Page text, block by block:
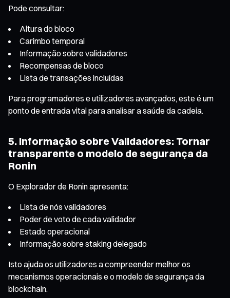
Pode consultar:
Altura do bloco
Carimbo temporal
Informação sobre validadores
Recompensas de bloco
Lista de transações incluídas
Para programadores e utilizadores avançados, este é um
ponto de entrada vital para analisar a saúde da cadeia.
5. Informação sobre Validadores: Tornar
transparente o modelo de segurança da
Ronin
O Explorador de Ronin apresenta:
Lista de nós validadores
Poder de voto de cada validador
Estado operacional
Informação sobre staking delegado
Isto ajuda os utilizadores a compreender melhor os
mecanismos operacionais e o modelo de segurança da
blockchain.